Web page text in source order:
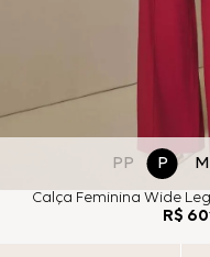
PP P M
Calça Feminina Wide
R$